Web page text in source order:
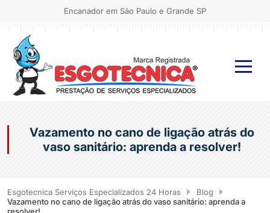
Encanador em São Paulo e Grande SP
Vazamento no cano de ligação atrás do
vaso sanitário: aprenda a resolver!
Esgotecnica Serviços Especializados 24 Horas
Blog
Vazamento no cano de ligação atrás do vaso sanitário: aprenda a